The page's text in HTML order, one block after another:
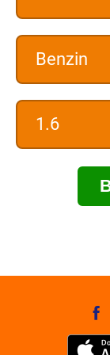
Benzin
1.6